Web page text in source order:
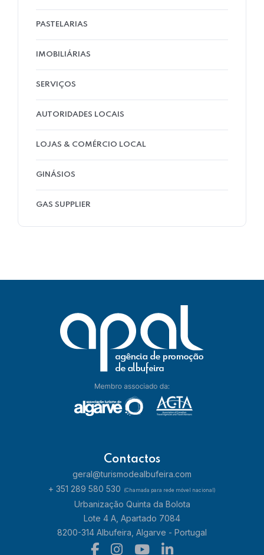
PASTELARIAS
IMOBILIÁRIAS
SERVIÇOS
AUTORIDADES LOCAIS
LOJAS & COMÉRCIO LOCAL
GINÁSIOS
GAS SUPPLIER
Contactos
geral@turismodealbufeira.com
+ 351 289 580 530
(Chamada para rede móvel nacional)
Urbanização Quinta da Bolota
Lote 4 A, Apartado 7084
8200-314 Albufeira, Algarve - Portugal